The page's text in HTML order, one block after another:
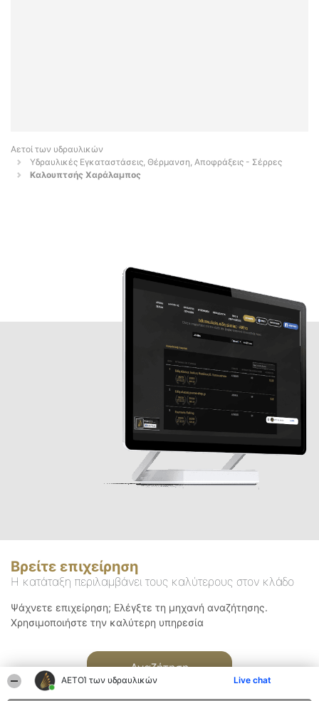
ΑΕΤΟΊ των υδραυλικών Live chat
Αετοί των υδραυλικών
Υδραυλικές Εγκαταστάσεις, Θέρμανση, Αποφράξεις - Σέρρες
Καλουπτσής Χαράλαμπος
Βρείτε επιχείρηση
Η κατάταξη περιλαμβάνει τους καλύτερους στον κλάδο
Ψάχνετε επιχείρηση; Ελέγξτε τη μηχανή αναζήτησης.
Χρησιμοποιήστε την καλύτερη υπηρεσία
Αναζήτηση